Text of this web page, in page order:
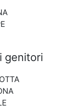
genitori